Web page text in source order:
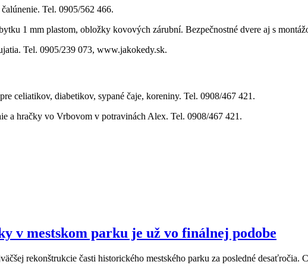
Tel. 0905/562 466.
1 mm plastom, obložky kovových zárubní. Bezpečnostné dvere aj s
Tel. 0905/239 073, www.jakokedy.sk.
celiatikov, diabetikov, sypané čaje, koreniny. Tel. 0908/467 421.
a hračky vo Vrbovom v potravinách Alex. Tel. 0908/467 421.
v mestskom parku je už vo finálnej podobe
rekonštrukcie časti historického mestského parku za posledné